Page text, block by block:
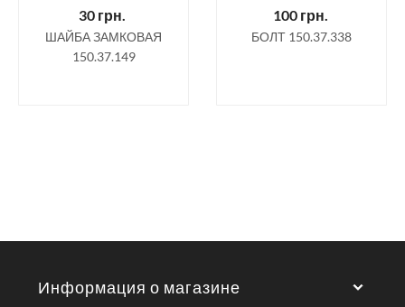
30 грн.
ШАЙБА ЗАМКОВАЯ
150.37.149
100 грн.
БОЛТ 150.37.338
Информация о магазине